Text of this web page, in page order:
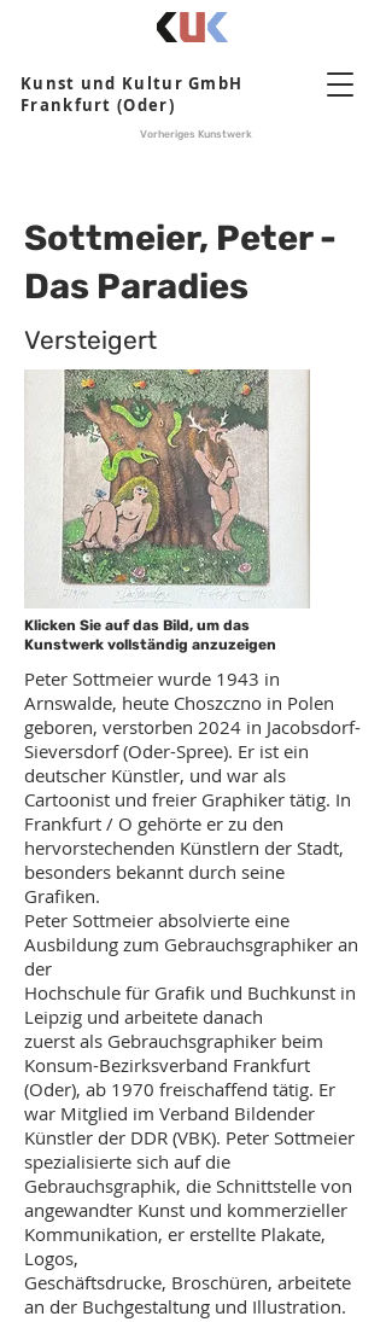
Kunst und Kultur GmbH
Frankfurt (Oder)
Vorheriges Kunstwerk
Sottmeier, Peter -
Das Paradies
Versteigert
Klicken Sie auf das Bild, um das
Kunstwerk vollständig anzuzeigen
Peter Sottmeier wurde 1943 in
Arnswalde, heute Choszczno in Polen
geboren, verstorben 2024 in Jacobsdorf-
Sieversdorf (Oder-Spree). Er ist ein
deutscher Künstler, und war als
Cartoonist und freier Graphiker tätig. In
Frankfurt / O gehörte er zu den
hervorstechenden Künstlern der Stadt,
besonders bekannt durch seine
Grafiken.
Peter Sottmeier absolvierte eine
Ausbildung zum Gebrauchsgraphiker an
der
Hochschule für Grafik und Buchkunst in
Leipzig und arbeitete danach
zuerst als Gebrauchsgraphiker beim
Konsum-Bezirksverband Frankfurt
(Oder), ab 1970 freischaffend tätig. Er
war Mitglied im Verband Bildender
Künstler der DDR (VBK). Peter Sottmeier
spezialisierte sich auf die
Gebrauchsgraphik, die Schnittstelle von
angewandter Kunst und kommerzieller
Kommunikation, er erstellte Plakate,
Logos,
Geschäftsdrucke, Broschüren, arbeitete
an der Buchgestaltung und Illustration.